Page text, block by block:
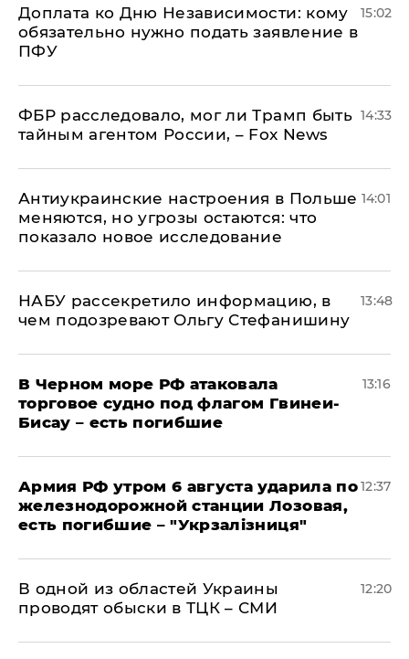
Доплата ко Дню Независимости: кому
обязательно нужно подать заявление в
ПФУ
15:02
ФБР расследовало, мог ли Трамп быть
тайным агентом России, – Fox News
14:33
Антиукраинские настроения в Польше
меняются, но угрозы остаются: что
показало новое исследование
14:01
НАБУ рассекретило информацию, в
чем подозревают Ольгу Стефанишину
13:48
В Черном море РФ атаковала
торговое судно под флагом Гвинеи-
Бисау – есть погибшие
13:16
Армия РФ утром 6 августа ударила по
железнодорожной станции Лозовая,
есть погибшие – "Укрзалізниця"
12:37
В одной из областей Украины
проводят обыски в ТЦК – СМИ
12:20